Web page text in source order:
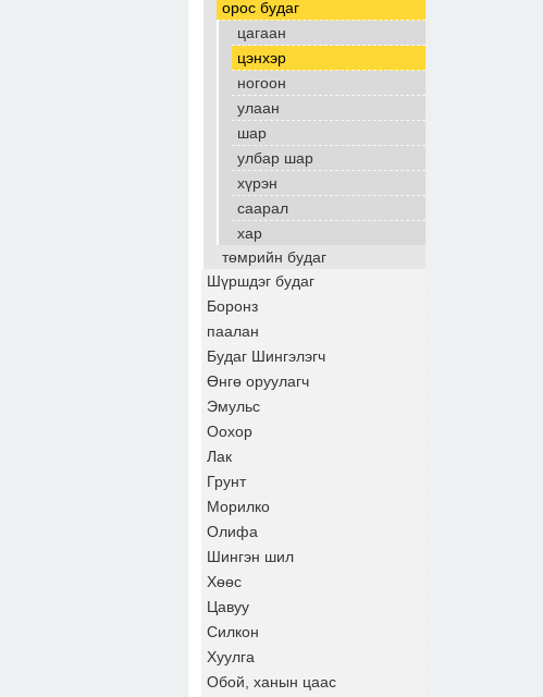
орос будаг
цагаан
цэнхэр
ногоон
улаан
шар
улбар шар
хүрэн
саарал
хар
төмрийн будаг
Шүршдэг будаг
Боронз
паалан
Будаг Шингэлэгч
Өнгө оруулагч
Эмульс
Оохор
Лак
Грунт
Морилко
Олифа
Шингэн шил
Хөөс
Цавуу
Силкон
Хуулга
Обой, ханын цаас